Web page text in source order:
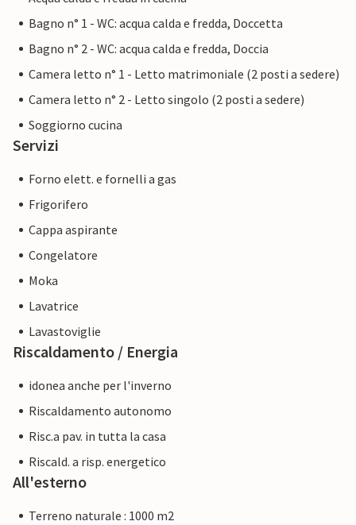
Bagno n° 1 - WC: acqua calda e fredda, Doccetta
Bagno n° 2 - WC: acqua calda e fredda, Doccia
Camera letto n° 1 - Letto matrimoniale (2 posti a sedere)
Camera letto n° 2 - Letto singolo (2 posti a sedere)
Soggiorno cucina
Servizi
Forno elett. e fornelli a gas
Frigorifero
Cappa aspirante
Congelatore
Moka
Lavatrice
Lavastoviglie
Riscaldamento / Energia
idonea anche per l'inverno
Riscaldamento autonomo
Risc.a pav. in tutta la casa
Riscald. a risp. energetico
All'esterno
Terreno naturale : 1000 m2